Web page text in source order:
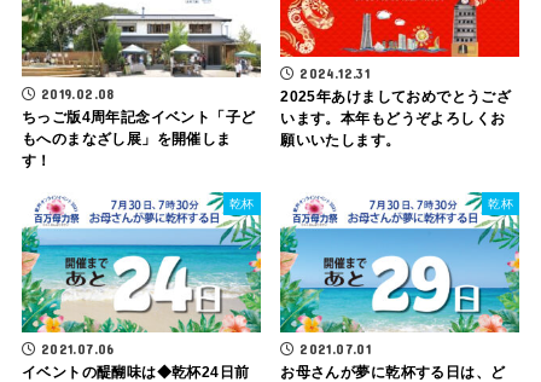
2019.02.08
ちっご版4周年記念イベント「子ど
もへのまなざし展」を開催しま
す！
2024.12.31
2025年あけましておめでとうござ
います。本年もどうぞよろしくお
願いいたします。
乾杯
2021.07.06
イベントの醍醐味は◆乾杯24日前
乾杯
2021.07.01
お母さんが夢に乾杯する日は、ど